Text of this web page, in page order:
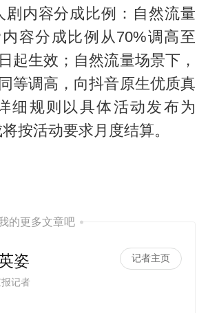
剧内容分成比例：自然流量
容分成比例从70%调高至
起生效；自然流量场景下，
等调高，向抖音原生优质真
细规则以具体活动发布为
按活动要求月度结算。
的更多文章吧
姿
记者
记者主页